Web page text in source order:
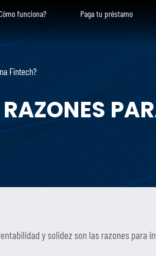
funciona? Paga tu préstamo
Fintech?
y solidez son las razones para